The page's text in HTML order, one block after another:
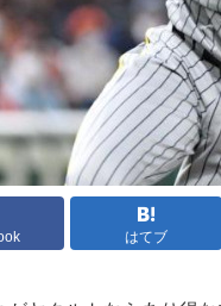
はてブ